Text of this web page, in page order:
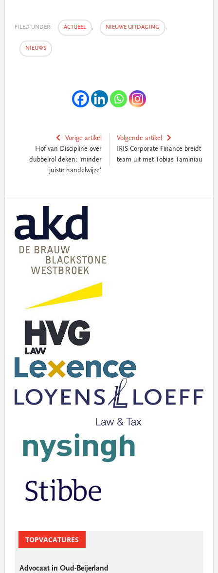
FILED UNDER: ACTUEEL , NIEUWE UITDAGING ,
NIEUWS
Vorige artikel
Hof van Discipline over
dubbelrol deken: 'minder
juiste handelwijze'
Volgende artikel
IRIS Corporate Finance breidt
team uit met Tobias Taminiau
Sidebar
TOPVACATURES
Advocaat in Oud-Beijerland